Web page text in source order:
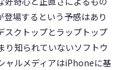
場するという予感はあり
スクトップとラップトップ
り知られていないソフトウ
ャルメディアはiPhoneに基